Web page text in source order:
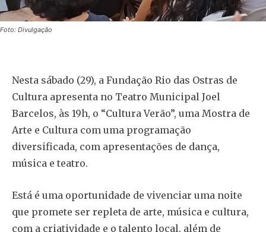
Foto: Divulgação
Nesta sábado (29), a Fundação Rio das Ostras de
Cultura apresenta no Teatro Municipal Joel
Barcelos, às 19h, o “Cultura Verão”, uma Mostra de
Arte e Cultura com uma programação
diversificada, com apresentações de dança,
música e teatro.
Está é uma oportunidade de vivenciar uma noite
que promete ser repleta de arte, música e cultura,
com a criatividade e o talento local, além de